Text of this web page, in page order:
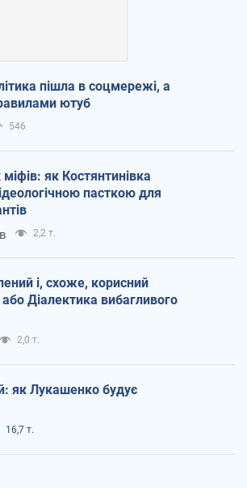
пішла в соцмережі, а
ютуб
546
як Костянтинівка
пасткою для
2,2 т.
і, схоже, корисний
Діалектика вибагливого
2,0 т.
як Лукашенко будує
16,7 т.